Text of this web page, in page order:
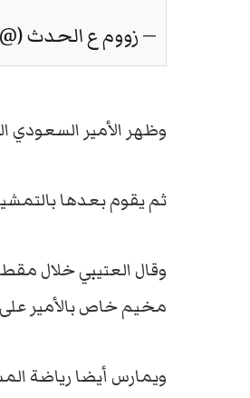
— زووم ع الحدث (@zoom3alhadath)
وظهر الأمير السعودي
ثم يقوم بعدها
وقال العتيبي خلال
مخيم خاص بالأمير
ويمارس أيضا رياضة